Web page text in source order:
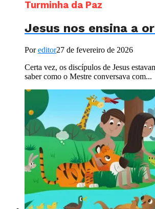
Turminha da Paz
Jesus nos ensina a
Poreditor27 de fevereiro de 2026
Certa vez, os discípulos de Jesus
saber como o Mestre conversava com...